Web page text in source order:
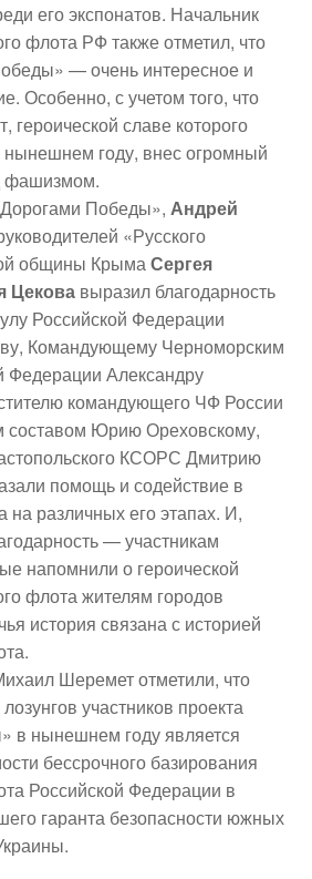
его экспонатов. Начальник
флота РФ также отметил, что
— очень интересное и
Особенно, с учетом того, что
героической славе которого
году, внес огромный
фашизмом.
Победы»,Андрей
«Русского
общины КрымаСергея
Цекова выразил благодарность
Российской Федерации
, Командующему Черноморским
ФедерацииАлександру
командующего ЧФ России
составом Юрию Ореховскому,
КСОРСДмитрию
помощь и содействие в
на различных его этапах. И,
— участникам
напомнили о героической
флота жителям городов
история связана с историей
Шеремет отметили, что
участников проекта
в нынешнем году является
бессрочного базирования
Российской Федерации в
гаранта безопасности южных